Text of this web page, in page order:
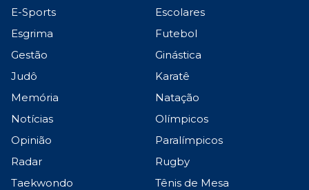
E-Sports
Escolares
Esgrima
Futebol
Gestão
Ginástica
Judô
Karatê
Memória
Natação
Notícias
Olímpicos
Opinião
Paralímpicos
Radar
Rugby
Taekwondo
Tênis de Mesa